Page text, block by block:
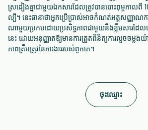
ស្រដៀងគ្នាជាមួយឯកសារដែលត្រូវបានបោះពុម្ពកាលពី
ល្បី។ នេះធានាថាអ្នកប្រើប្រាស់អាចកំណត់អត្តសញ្ញាណក
ណាមួយប្រកបដោយប្រសិទ្ធភាពជាមួយនឹងខ្លឹមសារដែល
នេះ ដោយអនុញ្ញាតឱ្យមានការត្រួតពិនិត្យការលួចចម្លង
ភាពត្រឹមត្រូវនៃការងាររបស់ពួកគេ។
ចុះឈ្មោះ